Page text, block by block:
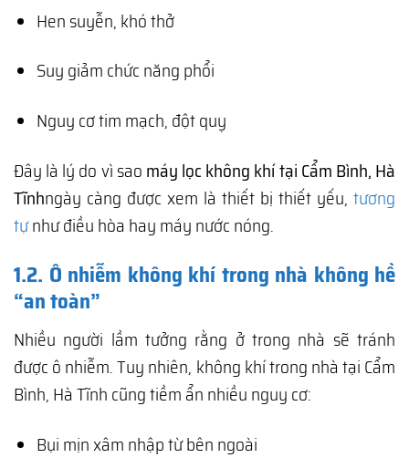
Hen suyễn, khó thở
Suy giảm chức năng phổi
Nguy cơ tim mạch, đột quỵ
Đây là lý do vì sao máy lọc không khí tại Cẩm Bình, Hà
Tĩnhngày càng được xem là thiết bị thiết yếu, tương
tựnhư điều hòa hay máy nước nóng.
1.2. Ô nhiễm không khí trong nhà không hề
“an toàn”
Nhiều người lầm tưởng rằng ở trong nhà sẽ tránh
được ô nhiễm. Tuy nhiên, không khí trong nhà tại Cẩm
Bình, Hà Tĩnh cũng tiềm ẩn nhiều nguy cơ:
Bụi mịn xâm nhập từ bên ngoài